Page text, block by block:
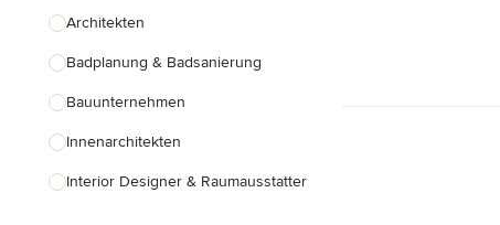
Architekten
Badplanung & Badsanierung
Bauunternehmen
Innenarchitekten
Interior Designer & Raumausstatter